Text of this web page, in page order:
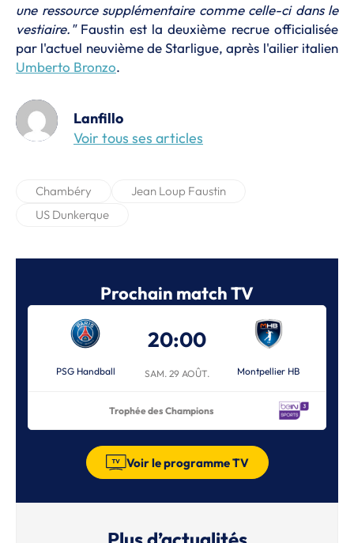
une ressource supplémentaire comme celle-ci dans le
vestiaire."Faustin est la deuxième recrue officialisée
par l'actuel neuvième de Starligue, après l'ailier italien
Umberto Bronzo.
Lanfillo
Voir tous ses articles
Chambéry
Jean Loup Faustin
US Dunkerque
Prochain match TV
PSG Handball
20:00
SAM. 29 AOÛT. Montpellier HB
Trophée des Champions
Voir le programme TV